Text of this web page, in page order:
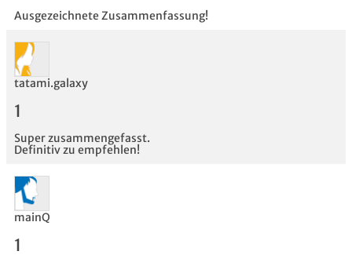
Ausgezeichnete Zusammenfassung!
tatami.galaxy
1
Super zusammengefasst.
Definitiv zu empfehlen!
mainQ
1